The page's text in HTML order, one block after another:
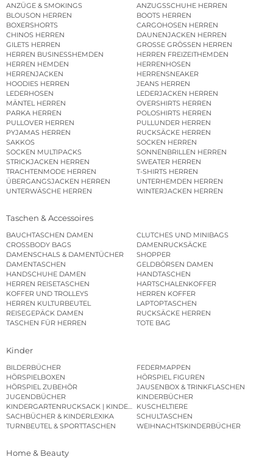
ANZÜGE & SMOKINGS
ANZUGSSCHUHE HERREN
BLOUSON HERREN
BOOTS HERREN
BOXERSHORTS
CARGOHOSEN HERREN
CHINOS HERREN
DAUNENJACKEN HERREN
GILETS HERREN
GROSSE GRÖSSEN HERREN
HERREN BUSINESSHEMDEN
HERREN FREIZEITHEMDEN
HERREN HEMDEN
HERRENHOSEN
HERRENJACKEN
HERRENSNEAKER
HOODIES HERREN
JEANS HERREN
LEDERHOSEN
LEDERJACKEN HERREN
MÄNTEL HERREN
OVERSHIRTS HERREN
PARKA HERREN
POLOSHIRTS HERREN
PULLOVER HERREN
PULLUNDER HERREN
PYJAMAS HERREN
RUCKSÄCKE HERREN
SAKKOS
SOCKEN HERREN
SOCKEN MULTIPACKS
SONNENBRILLEN HERREN
STRICKJACKEN HERREN
SWEATER HERREN
TRACHTENMODE HERREN
T-SHIRTS HERREN
ÜBERGANGSJACKEN HERREN
UNTERHEMDEN HERREN
UNTERWÄSCHE HERREN
WINTERJACKEN HERREN
Taschen & Accessoires
BAUCHTASCHEN DAMEN
CLUTCHES UND MINIBAGS
CROSSBODY BAGS
DAMENRUCKSÄCKE
DAMENSCHALS & DAMENTÜCHER
SHOPPER
DAMENTASCHEN
GELDBÖRSEN DAMEN
HANDSCHUHE DAMEN
HANDTASCHEN
HERREN REISETASCHEN
HARTSCHALENKOFFER
KOFFER UND TROLLEYS
HERREN KOFFER
HERREN KULTURBEUTEL
LAPTOPTASCHEN
REISEGEPÄCK DAMEN
RUCKSÄCKE HERREN
TASCHEN FÜR HERREN
TOTE BAG
Kinder
BILDERBÜCHER
FEDERMAPPEN
HÖRSPIELBOXEN
HÖRSPIEL FIGUREN
HÖRSPIEL ZUBEHÖR
JAUSENBOX & TRINKFLASCHEN
JUGENDBÜCHER
KINDERBÜCHER
KINDERGARTENRUCKSACK | KINDERGARTENBEUTEL
KUSCHELTIERE
SACHBÜCHER & KINDERLEXIKA
SCHULTASCHEN
TURNBEUTEL & SPORTTASCHEN
WEIHNACHTSKINDERBÜCHER
Home & Beauty